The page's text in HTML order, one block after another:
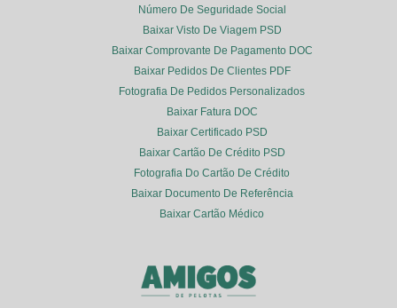
Número De Seguridade Social
Baixar Visto De Viagem PSD
Baixar Comprovante De Pagamento DOC
Baixar Pedidos De Clientes PDF
Fotografia De Pedidos Personalizados
Baixar Fatura DOC
Baixar Certificado PSD
Baixar Cartão De Crédito PSD
Fotografia Do Cartão De Crédito
Baixar Documento De Referência
Baixar Cartão Médico